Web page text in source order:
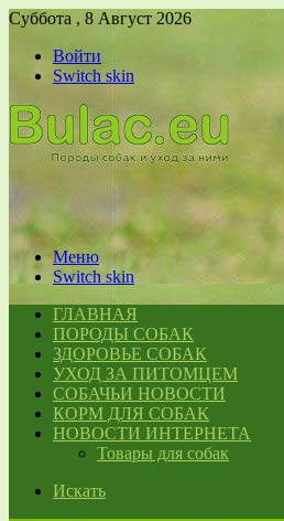
Суббота , 8 Август 2026
Войти
Switch skin
Меню
Switch skin
ГЛАВНАЯ
ПОРОДЫ СОБАК
ЗДОРОВЬЕ СОБАК
УХОД ЗА ПИТОМЦЕМ
СОБАЧЬИ НОВОСТИ
КОРМ ДЛЯ СОБАК
НОВОСТИ ИНТЕРНЕТА
Товары для собак
Искать